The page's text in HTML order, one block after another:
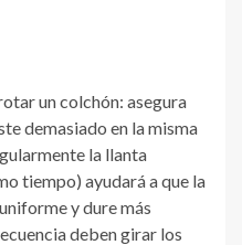
un colchón: asegura
demasiado en la misma
la llanta
tiempo) ayudará a que la
y dure más
deben girar los